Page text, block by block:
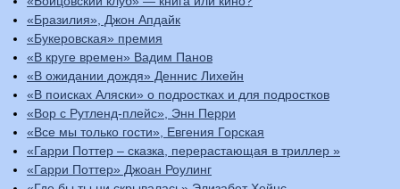
«Бразилия», Джон Апдайк
«Букеровская» премия
«В круге времен» Вадим Панов
«В ожидании дождя» Деннис Лихейн
«В поисках Аляски» о подростках и для подростков
«Вор с Рутленд-плейс», Энн Перри
«Все мы только гости», Евгения Горская
«Гарри Поттер – сказка, перерастающая в триллер »
«Гарри Поттер» Джоан Роулинг